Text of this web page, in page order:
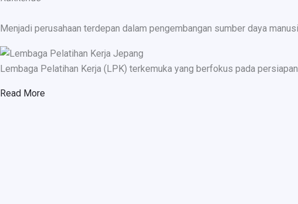
Menjadi perusahaan terdepan dalam pengembangan sumber daya
Lembaga Pelatihan Kerja (LPK) terkemuka yang berfokus pada
Read More